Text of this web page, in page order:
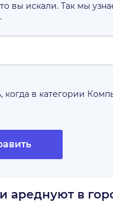
вы искали. Так мы
.
когда в категории
ареднуют в